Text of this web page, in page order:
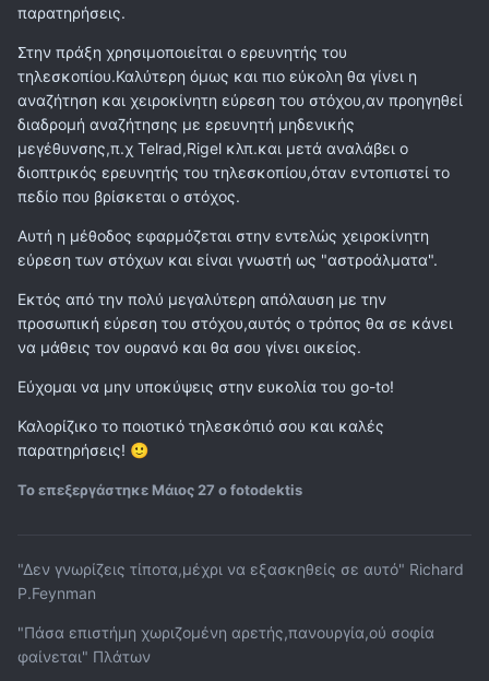
παρατηρήσεις.
Στην πράξη χρησιμοποιείται ο ερευνητής του
τηλεσκοπίου.Καλύτερη όμως και πιο εύκολη θα γίνει η
αναζήτηση και χειροκίνητη εύρεση του στόχου,αν προηγηθεί
διαδρομή αναζήτησης με ερευνητή μηδενικής
μεγέθυνσης,π.χ Telrad,Rigel κλπ.και μετά αναλάβει ο
διοπτρικός ερευνητής του τηλεσκοπίου,όταν εντοπιστεί το
πεδίο που βρίσκεται ο στόχος.
Αυτή η μέθοδος εφαρμόζεται στην εντελώς χειροκίνητη
εύρεση των στόχων και είναι γνωστή ως "αστροάλματα".
Εκτός από την πολύ μεγαλύτερη απόλαυση με την
προσωπική εύρεση του στόχου,αυτός ο τρόπος θα σε κάνει
να μάθεις τον ουρανό και θα σου γίνει οικείος.
Εύχομαι να μην υποκύψεις στην ευκολία του go-to!
Καλορίζικο το ποιοτικό τηλεσκόπιό σου και καλές
παρατηρήσεις! 🙂
Το επεξεργάστηκε Μάιος 27 ο fotodektis
"Δεν γνωρίζεις τίποτα,μέχρι να εξασκηθείς σε αυτό" Richard
P.Feynman
"Πάσα επιστήμη χωριζομένη αρετής,πανουργία,ού σοφία
φαίνεται" Πλάτων